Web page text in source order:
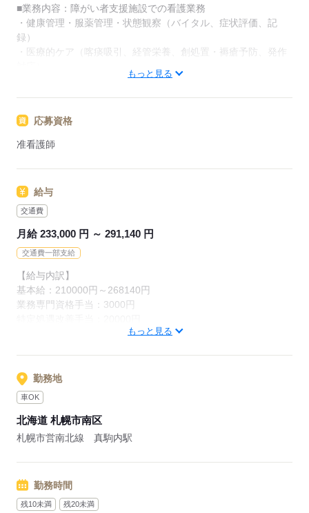
お給料、お休み、入職時期の交渉もサポートします。
費用は一切かかりません。
■業務内容：障がい者支援施設での看護業務
・健康管理・服薬管理・状態観察（バイタル、症状評価、記
録）
・医療的ケア（喀痰吸引、経管栄養、創処置・褥瘡予防、発作
・受診調整・付き添い、嘱託医対応、医療機関連携
・生活支援への看護的助言（食事・排泄・睡眠・行動）、感染
・個別支援計画への参画、家族支援・多職種連携、緊急時対応
利用者様と中長期的に関係性を築ける、やりがいのあるお仕事
医療行為は少なめです。
保育園が利用でき、育児中の方やこれからライフイベントを迎
真駒内駅より送迎バスあり！
応募する
もっと見る
応募資格
准看護師
給与
交通費
月給 233,000 円 ～ 291,140 円
交通費一部支給
【給与内訳】
基本給：210000円～268140円
業務専門資格手当：3000円
※月給には上記手当を一律含みます
もっと見る
勤務地
車OK
北海道 札幌市南区
札幌市営南北線 真駒内駅
勤務時間
残10未満 残20未満